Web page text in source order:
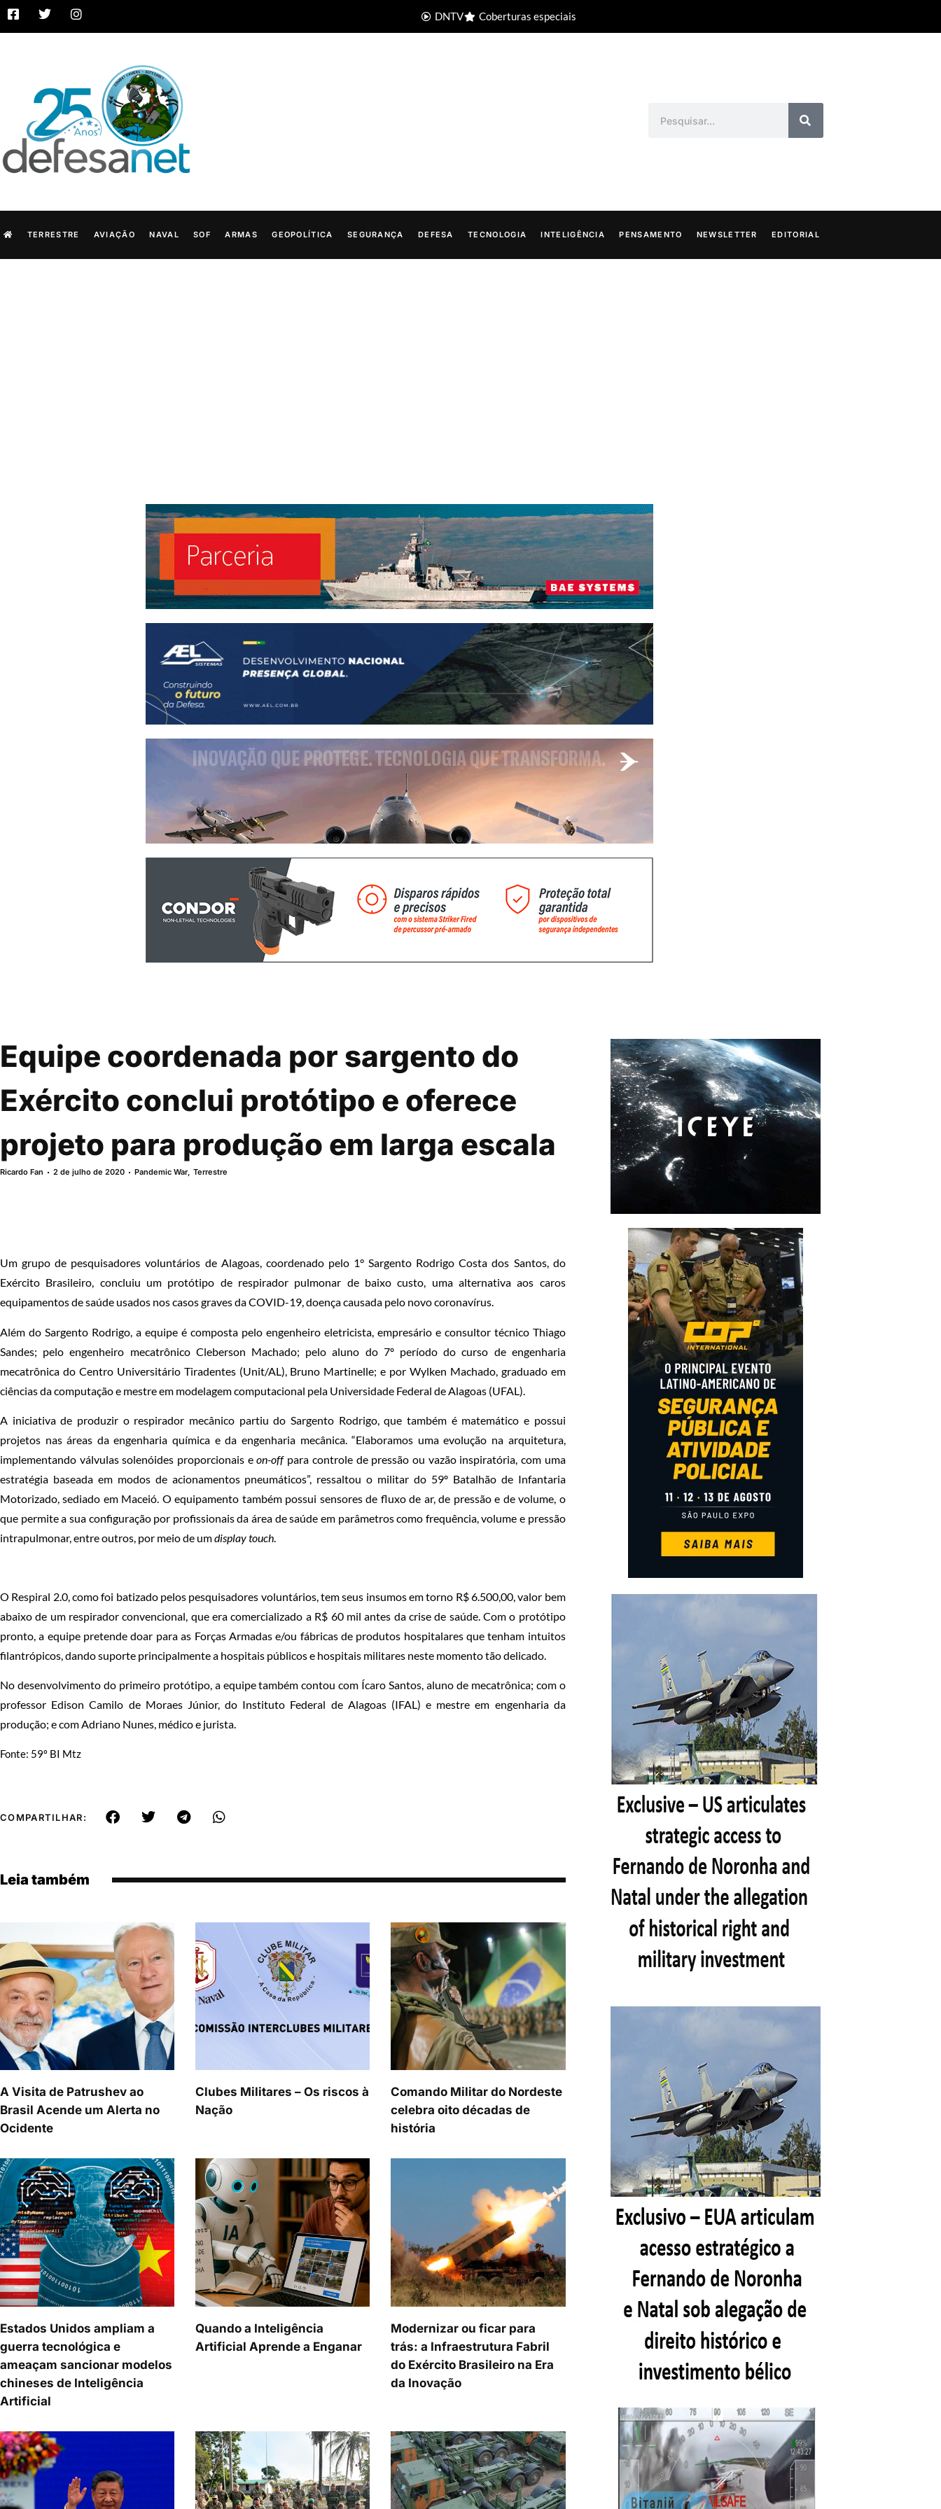
DNTV Coberturas especiais
TERRESTRE AVIAÇÃO NAVAL SOF ARMAS GEOPOLÍTICA SEGURANÇA DEFESA TECNOLOGIA INTELIGÊNCIA PENSAMENTO NEWSLETTER EDITORIAL
Equipe coordenada por sargento do
Exército conclui protótipo e oferece
projeto para produção em larga escala
Ricardo Fan 2 de julho de 2020 Pandemic War,Terrestre
Um grupo de pesquisadores voluntários de Alagoas, coordenado pelo 1° Sargento Rodrigo Costa dos Santos, do
Exército Brasileiro, concluiu um protótipo de respirador pulmonar de baixo custo, uma alternativa aos caros
equipamentos de saúde usados nos casos graves da COVID-19, doença causada pelo novo coronavírus.
Além do Sargento Rodrigo, a equipe é composta pelo engenheiro eletricista, empresário e consultor técnico Thiago
Sandes; pelo engenheiro mecatrônico Cleberson Machado; pelo aluno do 7º período do curso de engenharia
mecatrônica do Centro Universitário Tiradentes (Unit/AL), Bruno Martinelle; e por Wylken Machado, graduado em
ciências da computação e mestre em modelagem computacional pela Universidade Federal de Alagoas (UFAL).
A iniciativa de produzir o respirador mecânico partiu do Sargento Rodrigo, que também é matemático e possui
projetos nas áreas da engenharia química e da engenharia mecânica. “Elaboramos uma evolução na arquitetura,
implementando válvulas solenóides proporcionais eon-offpara controle de pressão ou vazão inspiratória, com uma
estratégia baseada em modos de acionamentos pneumáticos”, ressaltou o militar do 59º Batalhão de Infantaria
Motorizado, sediado em Maceió. O equipamento também possui sensores de fluxo de ar, de pressão e de volume, o
que permite a sua configuração por profissionais da área de saúde em parâmetros como frequência, volume e pressão
intrapulmonar, entre outros, por meio de umdisplay touch.
O Respiral 2.0, como foi batizado pelos pesquisadores voluntários, tem seus insumos em torno R$ 6.500,00, valor bem
abaixo de um respirador convencional, que era comercializado a R$ 60 mil antes da crise de saúde. Com o protótipo
pronto, a equipe pretende doar para as Forças Armadas e/ou fábricas de produtos hospitalares que tenham intuitos
filantrópicos, dando suporte principalmente a hospitais públicos e hospitais militares neste momento tão delicado.
No desenvolvimento do primeiro protótipo, a equipe também contou com Ícaro Santos, aluno de mecatrônica; com o
professor Edison Camilo de Moraes Júnior, do Instituto Federal de Alagoas (IFAL) e mestre em engenharia da
produção; e com Adriano Nunes, médico e jurista.
Fonte: 59º BI Mtz
COMPARTILHAR:
Leia também
A Visita de Patrushev ao
Brasil Acende um Alerta no
Ocidente
Clubes Militares – Os riscos à
Nação
Comando Militar do Nordeste
celebra oito décadas de
história
Estados Unidos ampliam a
guerra tecnológica e
ameaçam sancionar modelos
chineses de Inteligência
Artificial
Quando a Inteligência
Artificial Aprende a Enganar
Modernizar ou ficar para
trás: a Infraestrutura Fabril
do Exército Brasileiro na Era
da Inovação